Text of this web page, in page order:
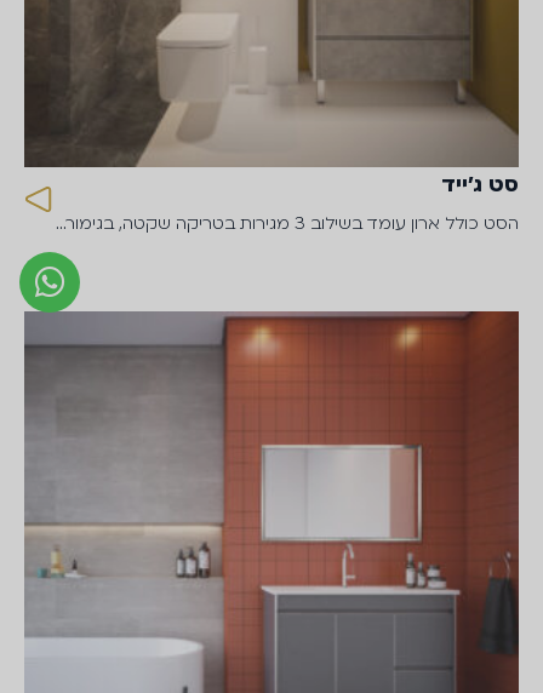
סט ג׳ייד
הסט כולל ארון עומד בשילוב 3 מגירות בטריקה שקטה, בגימור…